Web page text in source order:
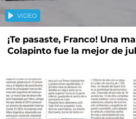
VIDEO
¡Te pasaste, Franco! Una
Colapinto fue la mejor de